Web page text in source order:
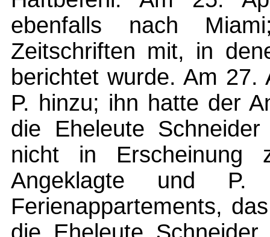
ebenfalls nach
Zeitschriften mit, in
berichtet wurde. Am
P. hinzu; ihn hatte der
die Eheleute
nicht in Erscheinung
Angeklagte und P.
Ferienappartements,